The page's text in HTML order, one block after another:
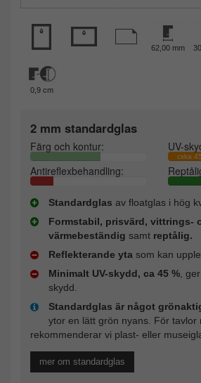
62,00 mm
0,9 cm
2 mm standardglas
Färg och kontur: UV-
cirka
Antireflexbehandling:
Standardglas av floatglas i hög
Formstabil, prisvärd, vittrings-
värmebeständig samt reptålig.
Reflekterande yta som kan
Minimalt UV-skydd, ca 45 % ,
skydd.
Standardglas är något
ytor en lätt grön nyans. För tavlor
rekommenderar vi plast- eller
mer om standardglas